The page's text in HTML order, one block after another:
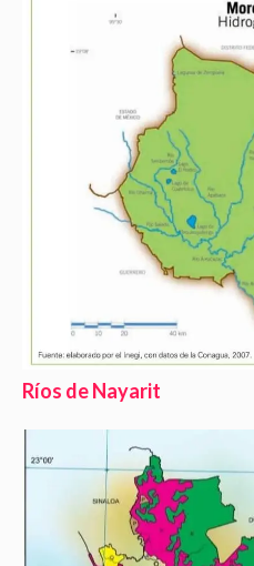
Ríos de Nayarit